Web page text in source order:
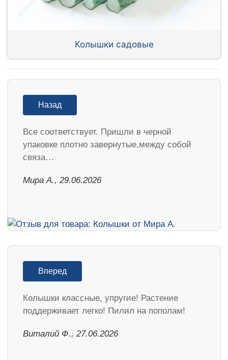
Колышки садовые
Назад
Все соответствует. Пришли в черной
упаковке плотно завернутые,между собой
связа…
Мира А., 29.06.2026
Вперед
Колышки классные, упругие! Растение
поддерживает легко! Пилил на пополам!
Виталий Ф., 27.06.2026